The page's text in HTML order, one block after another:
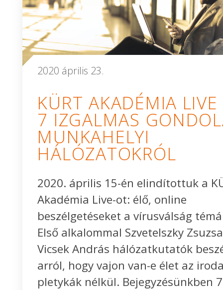
2020 április 23.
KÜRT AKADÉMIA
7 IZGALMAS
MUNKAHELYI
HÁLÓZATOKRÓL
2020. április 15-én elindítottuk a
Akadémia Live-ot: élő, online
beszélgetéseket a vírusválság
Első alkalommal Szvetelszky
Vicsek András hálózatkutatók
arról, hogy vajon van-e élet az
pletykák nélkül. Bejegyzésünkben 7